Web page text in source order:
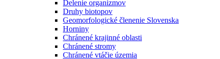
Delenie organizmov
Druhy biotopov
Geomorfologické členenie Slovenska
Horniny
Chránené krajinné oblasti
Chránené stromy
Chránené vtáčie územia